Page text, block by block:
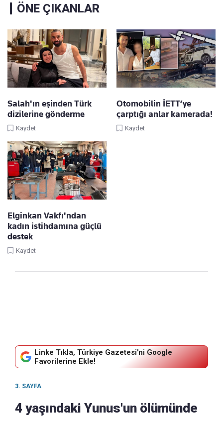
ÖNE ÇIKANLAR
Salah'ın eşinden Türk
dizilerine gönderme
Kaydet
Otomobilin İETT’ye
çarptığı anlar kamerada!
Kaydet
Elginkan Vakfı'ndan
kadın istihdamına güçlü
destek
Kaydet
Linke Tıkla, Türkiye Gazetesi'ni Google
Favorilerine Ekle!
3. SAYFA
4 yaşındaki Yunus'un ölümünde